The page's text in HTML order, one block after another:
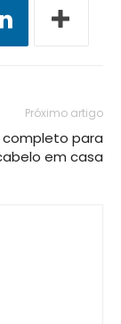
Próximo artigo
completo para
em casa